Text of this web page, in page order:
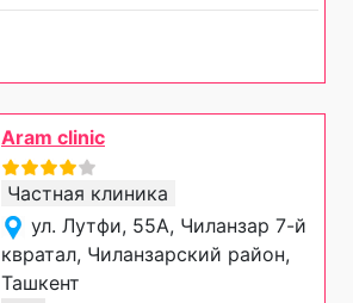
Aram clinic
Частная клиника
ул. Лутфи, 55А, Чиланзар 7-й
квратал, Чиланзарский район,
Ташкент